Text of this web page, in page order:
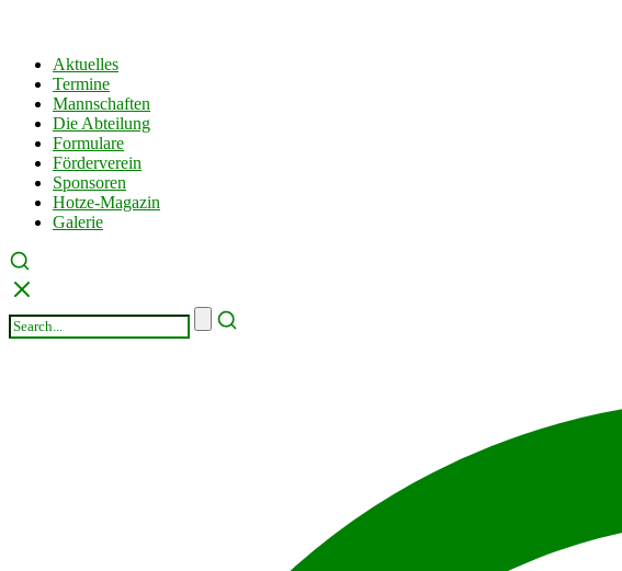
Aktuelles
Termine
Mannschaften
Die Abteilung
Formulare
Förderverein
Sponsoren
Hotze-Magazin
Galerie